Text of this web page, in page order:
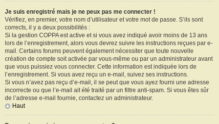
Je suis enregistré mais je ne peux pas me connecter !
Vérifiez, en premier, votre nom d’utilisateur et votre mot de passe. S’ils sont
corrects, il y a deux possibilités :
Si la gestion COPPA est active et si vous avez indiqué avoir moins de 13 ans
lors de l’enregistrement, alors vous devrez suivre les instructions reçues par e-
mail. Certains forums peuvent également nécessiter que toute nouvelle
création de compte soit activée par vous-même ou par un administrateur avant
que vous puissiez vous connecter. Cette information est indiquée lors de
l’enregistrement. Si vous avez reçu un e-mail, suivez ses instructions.
Si vous n’avez pas reçu d’e-mail, il se peut que vous ayez fourni une adresse
incorrecte ou que l’e-mail ait été traité par un filtre anti-spam. Si vous êtes sûr
de l’adresse e-mail fournie, contactez un administrateur.
Haut